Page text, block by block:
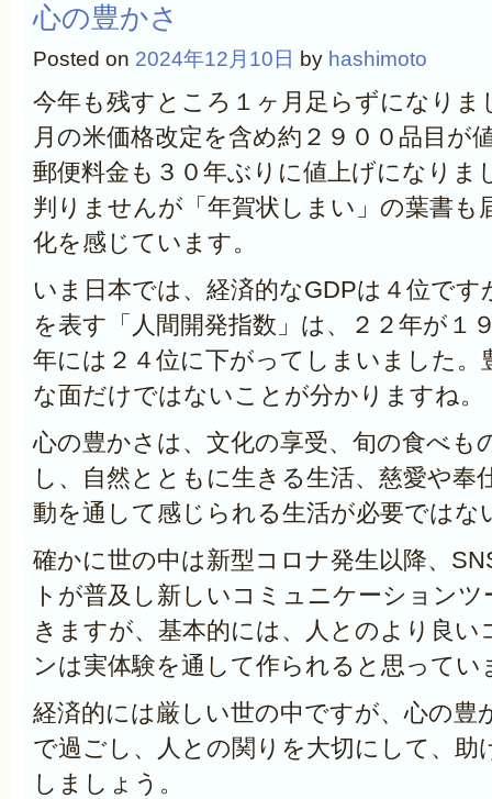
心の豊かさ
Posted on 2024年12月10日 by hashimoto
今年も残すところ１ヶ月足らずになりま
月の米価格改定を含め約２９００品目が
郵便料金も３０年ぶりに値上げになりま
判りませんが「年賀状しまい」の葉書も
化を感じています。
いま日本では、経済的なGDPは４位です
を表す「人間開発指数」は、２２年が１
年には２４位に下がってしまいました。
な面だけではないことが分かりますね。
心の豊かさは、文化の享受、旬の食べも
し、自然とともに生きる生活、慈愛や奉
動を通して感じられる生活が必要ではな
確かに世の中は新型コロナ発生以降、
トが普及し新しいコミュニケーション
きますが、基本的には、人とのより良い
ンは実体験を通して作られると思ってい
経済的には厳しい世の中ですが、心の豊
で過ごし、人との関りを大切にして、助
しましょう。